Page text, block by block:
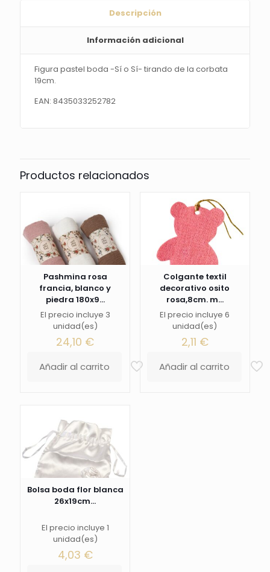
Descripción
Información adicional
Figura pastel boda -Sí o Sí- tirando de la corbata
19cm.
EAN: 8435033252782
Productos relacionados
Pashmina rosa
francia, blanco y
piedra 180x9...
El precio incluye 3
unidad(es)
24,10 €
Añadir al carrito
Colgante textil
decorativo osito
rosa,8cm. m...
El precio incluye 6
unidad(es)
2,11 €
Añadir al carrito
Bolsa boda flor blanca
26x19cm...
El precio incluye 1
unidad(es)
4,03 €